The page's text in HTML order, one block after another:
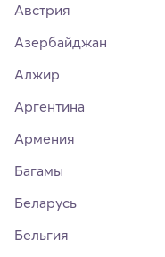
Австрия
Азербайджан
Алжир
Аргентина
Армения
Багамы
Беларусь
Бельгия